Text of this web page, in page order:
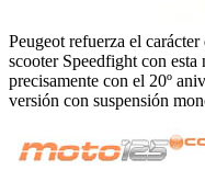
Peugeot refuerza el
scooter Speedfight con
precisamente con el 20º
versión con suspensión